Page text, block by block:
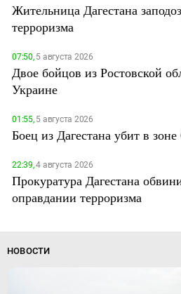
Жительница Дагестана
терроризма
07:50,5 августа 2026
Двое бойцов из Ростовской
Украине
01:55,5 августа 2026
Боец из Дагестана убит в
22:39,4 августа 2026
Прокуратура Дагестана
оправдании терроризма
НОВОСТИ